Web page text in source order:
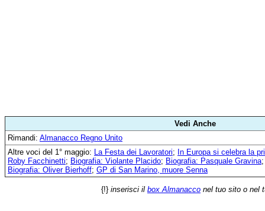
Vedi Anche
Rimandi: Almanacco Regno Unito
Altre voci del 1° maggio: La Festa dei Lavoratori; In Europa si celebra la
Roby Facchinetti; Biografia: Violante Placido; Biografia: Pasquale Gravina
Biografia: Oliver Bierhoff; GP di San Marino, muore Senna
{!} inserisci il box Almanacco nel tuo sito o nel